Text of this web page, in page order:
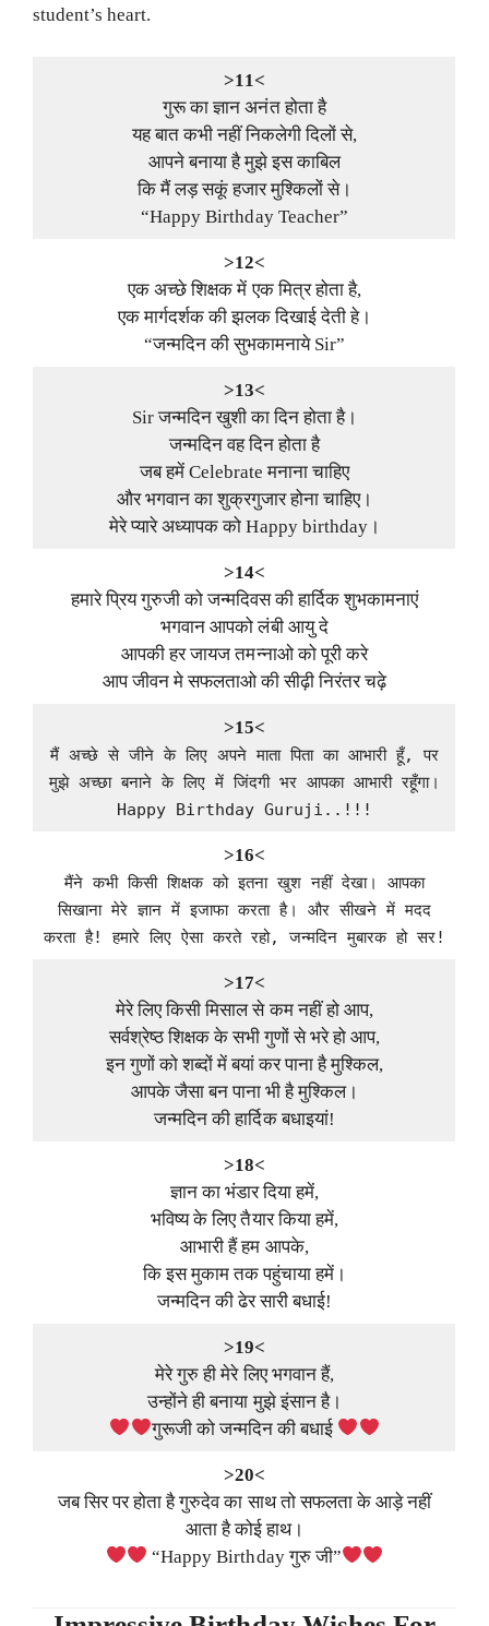
student’s heart.
>11<
गुरू का ज्ञान अनंत होता है
यह बात कभी नहीं निकलेगी दिलों से,
आपने बनाया है मुझे इस काबिल
कि मैं लड़ सकूं हजार मुश्किलों से।
“Happy Birthday Teacher”
>12<
एक अच्छे शिक्षक में एक मित्र होता है,
एक मार्गदर्शक की झलक दिखाई देती हे।
“जन्मदिन की सुभकामनाये Sir”
>13<
Sir जन्मदिन खुशी का दिन होता है।
जन्मदिन वह दिन होता है
जब हमें Celebrate मनाना चाहिए
और भगवान का शुक्रगुजार होना चाहिए।
मेरे प्यारे अध्यापक को Happy birthday।
>14<
हमारे प्रिय गुरुजी को जन्मदिवस की हार्दिक शुभकामनाएं
भगवान आपको लंबी आयु दे
आपकी हर जायज तमन्नाओ को पूरी करे
आप जीवन मे सफलताओ की सीढ़ी निरंतर चढ़े
>15<
मैं अच्छे से जीने के लिए अपने माता पिता का आभारी हूँ, पर
मुझे अच्छा बनाने के लिए में जिंदगी भर आपका आभारी रहूँगा।
Happy Birthday Guruji..!!!
>16<
मैंने कभी किसी शिक्षक को इतना खुश नहीं देखा। आपका
सिखाना मेरे ज्ञान में इजाफा करता है। और सीखने में मदद
करता है! हमारे लिए ऐसा करते रहो, जन्मदिन मुबारक हो सर!
>17<
मेरे लिए किसी मिसाल से कम नहीं हो आप,
सर्वश्रेष्ठ शिक्षक के सभी गुणों से भरे हो आप,
इन गुणों को शब्दों में बयां कर पाना है मुश्किल,
आपके जैसा बन पाना भी है मुश्किल।
जन्मदिन की हार्दिक बधाइयां!
>18<
ज्ञान का भंडार दिया हमें,
भविष्य के लिए तैयार किया हमें,
आभारी हैं हम आपके,
कि इस मुकाम तक पहुंचाया हमें।
जन्मदिन की ढेर सारी बधाई!
>19<
मेरे गुरु ही मेरे लिए भगवान हैं,
उन्होंने ही बनाया मुझे इंसान है।
गुरूजी को जन्मदिन की बधाई
>20<
जब सिर पर होता है गुरुदेव का साथ तो सफलता के आड़े नहीं
आता है कोई हाथ।
“Happy Birthday गुरु जी”